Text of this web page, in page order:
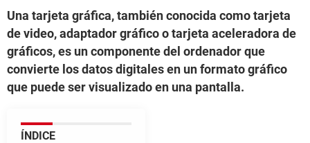
Una tarjeta gráfica, también conocida como tarjeta
de video, adaptador gráfico o tarjeta aceleradora de
gráficos, es un componente del ordenador que
convierte los datos digitales en un formato gráfico
que puede ser visualizado en una pantalla.
ÍNDICE